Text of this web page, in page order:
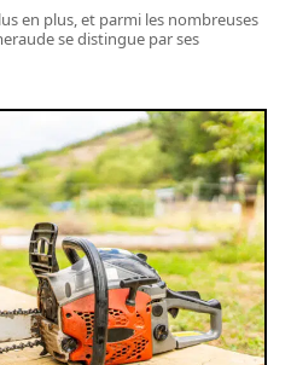
en plus, et parmi les nombreuses
se distingue par ses